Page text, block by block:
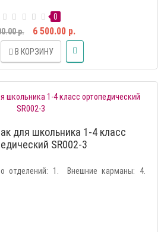
0
р.
6 500.00 р.
В КОРЗИНУ
для школьника 1-4 класс
SR002-3
отделений: 1. Внешние карманы: 4.